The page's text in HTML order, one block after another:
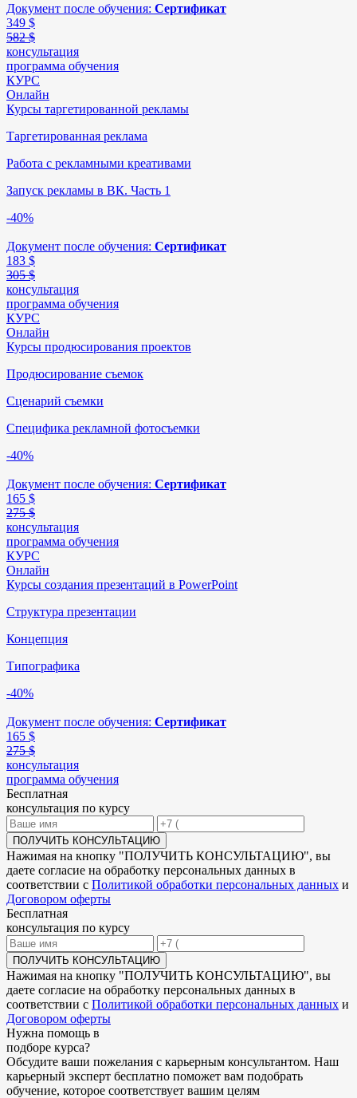
Документ после обучения: Сертификат
349 $
582 $
консультация
программа обучения
КУРС
Онлайн
Курсы таргетированной рекламы
Таргетированная реклама
Работа с рекламными креативами
Запуск рекламы в ВК. Часть 1
-40%
Документ после обучения: Сертификат
183 $
305 $
консультация
программа обучения
КУРС
Онлайн
Курсы продюсирования проектов
Продюсирование съемок
Сценарий съемки
Специфика рекламной фотосъемки
-40%
Документ после обучения: Сертификат
165 $
275 $
консультация
программа обучения
КУРС
Онлайн
Курсы создания презентаций в PowerPoint
Структура презентации
Концепция
Типографика
-40%
Документ после обучения: Сертификат
165 $
275 $
консультация
программа обучения
Бесплатная
консультация по курсу
ПОЛУЧИТЬ КОНСУЛЬТАЦИЮ
Нажимая на кнопку "ПОЛУЧИТЬ КОНСУЛЬТАЦИЮ", вы
даете согласие на обработку персональных данных в
соответствии с Политикой обработки персональных данных и
Договором оферты
Бесплатная
консультация по курсу
ПОЛУЧИТЬ КОНСУЛЬТАЦИЮ
Нажимая на кнопку "ПОЛУЧИТЬ КОНСУЛЬТАЦИЮ", вы
даете согласие на обработку персональных данных в
соответствии с Политикой обработки персональных данных и
Договором оферты
Нужна помощь в
подборе курса?
Обсудите ваши пожелания с карьерным консультантом. Наш
карьерный эксперт бесплатно поможет вам подобрать
обучение, которое соответствует вашим целям